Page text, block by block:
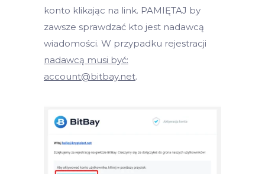
konto klikając na link. PAMIĘTAJ by
zawsze sprawdzać kto jest nadawcą
wiadomości. W przypadku rejestracji
nadawcą musi być:
account@bitbay.net.